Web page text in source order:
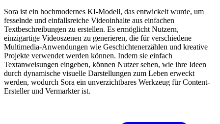
Sora ist ein hochmodernes KI-Modell, das entwickelt wurde, um
fesselnde und einfallsreiche Videoinhalte aus einfachen
Textbeschreibungen zu erstellen. Es ermöglicht Nutzern,
einzigartige Videoszenen zu generieren, die für verschiedene
Multimedia-Anwendungen wie Geschichtenerzählen und kreative
Projekte verwendet werden können. Indem sie einfach
Textanweisungen eingeben, können Nutzer sehen, wie ihre Ideen
durch dynamische visuelle Darstellungen zum Leben erweckt
werden, wodurch Sora ein unverzichtbares Werkzeug für Content-
Ersteller und Vermarkter ist.